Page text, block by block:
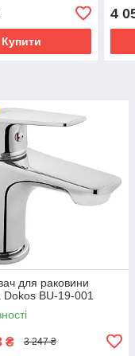
Купити
4
для раковини
Dokos BU-19-001
₴ 3 247 ₴